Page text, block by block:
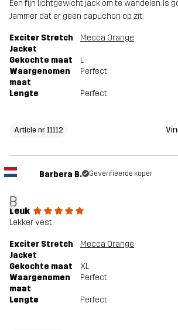
Een fijn lichtgewicht jack om te wandelen. Is
Jammer dat er geen capuchon op zit.
Exciter Stretch
Jacket
Mecca Orange
Gekochte maat
L
Waargenomen
maat
Perfect
Lengte Perfect
Article nr 11112
B
Barbera B. Geverifieerde koper
Leuk
Lekker vest
Exciter Stretch
Jacket
Mecca Orange
Gekochte maat
XL
Waargenomen
maat
Perfect
Lengte Perfect